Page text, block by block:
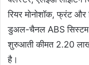
रियर मोनोशॉक, फ्रंट
डुअल-चैनल ABS सिस्टम
शुरुआती कीमत 2.20
है।